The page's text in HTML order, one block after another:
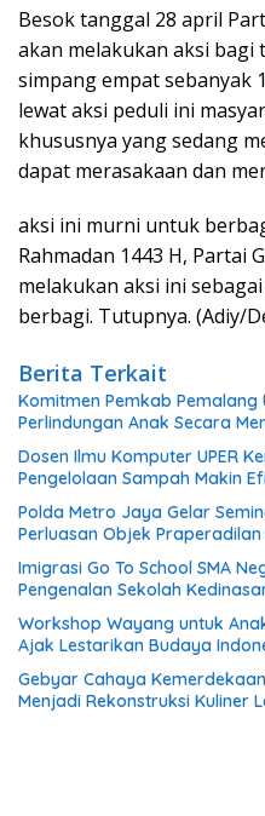
Besok tanggal 28 april
akan melakukan aksi bagi
simpang empat sebanyak
lewat aksi peduli ini
khususnya yang sedang
dapat merasakaan dan
aksi ini murni untuk
Rahmadan 1443 H, Partai
melakukan aksi ini
berbagi. Tutupnya. (Adiy/
Berita Terkait
Komitmen Pemkab Pemalang
Perlindungan Anak Secara
Dosen Ilmu Komputer UPER
Pengelolaan Sampah Makin
Polda Metro Jaya Gelar
Perluasan Objek Praperadilan
Imigrasi Go To School SMA
Pengenalan Sekolah
Workshop Wayang untuk
Ajak Lestarikan Budaya
Gebyar Cahaya
Menjadi Rekonstruksi Kuliner